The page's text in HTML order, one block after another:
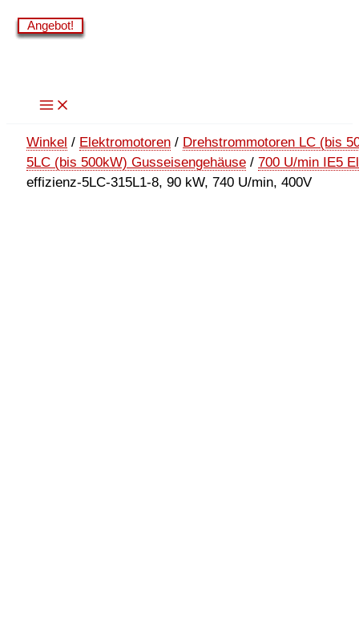
Zum
Inhalt
Winkel / Elektromotoren / Drehstrommotoren LC (bis
5LC (bis 500kW) Gusseisengehäuse / 700 U/min IE5
effizienz-5LC-315L1-8, 90 kW, 740 U/min, 400V
Angebot!
Angebot!
Angebot!
Angebot!
Angebot!
Angebot!